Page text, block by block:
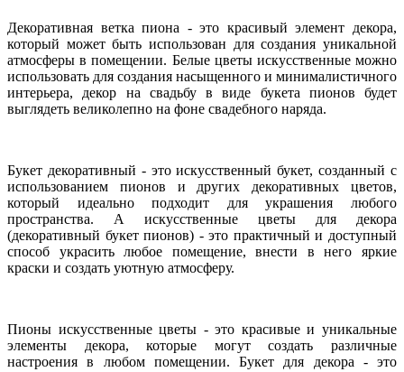
Декоративная ветка пиона - это красивый элемент декора,
который может быть использован для создания уникальной
атмосферы в помещении. Белые цветы искусственные можно
использовать для создания насыщенного и минималистичного
интерьера, декор на свадьбу в виде букета пионов будет
выглядеть великолепно на фоне свадебного наряда.
Букет декоративный - это искусственный букет, созданный с
использованием пионов и других декоративных цветов,
который идеально подходит для украшения любого
пространства. А искусственные цветы для декора
(декоративный букет пионов) - это практичный и доступный
способ украсить любое помещение, внести в него яркие
краски и создать уютную атмосферу.
Пионы искусственные цветы - это красивые и уникальные
элементы декора, которые могут создать различные
настроения в любом помещении. Букет для декора - это